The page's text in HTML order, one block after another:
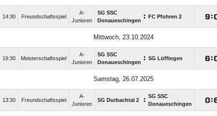
14:30 Freundschaftsspiel
A-
Junioren
SG SSC
Donaueschingen : FC Pfohren 2 :
Mittwoch, 23.10.2024
19:30 Meisterschaftsspiel
A-
Junioren
SG SSC
Donaueschingen : SG Löffingen :
Samstag, 26.07.2025
13:30 Freundschaftsspiel
A-
Junioren
SG Durbachtal 2 : SG SSC
Donaueschingen
: